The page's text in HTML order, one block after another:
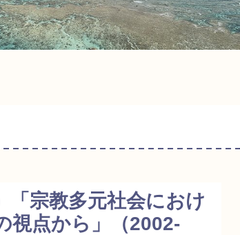
「宗教多元社会におけ
視点から」（2002-